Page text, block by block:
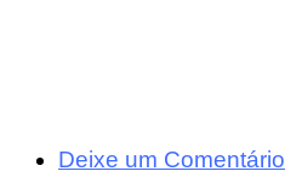
Deixe um Comentário